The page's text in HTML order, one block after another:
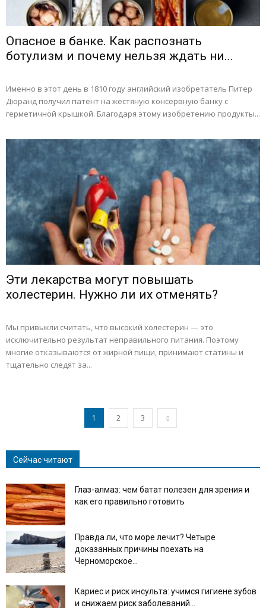
Опасное в банке. Как распознать
ботулизм и почему нельзя ждать ни...
Именно в этот день в 1810 году английский изобретатель Питер
Дюранд получил патент на жестяную консервную банку с
герметичной крышкой. Благодаря этому изобретению продукты...
Эти лекарства могут повышать
холестерин. Нужно ли их отменять?
Мы привыкли считать, что высокий холестерин — это
исключительно результат неправильного питания. Поэтому
многие отказываются от жирной пищи, принимают статины и
тщательно следят за...
1 2 3
Сейчас читают
Глаз-алмаз: чем батат полезен для зрения и
как его правильно готовить
Правда ли, что море лечит? Четыре
доказанных причины поехать на
Черноморское...
Кариес и риск инсульта: учимся гигиене зубов
и снижаем риск заболеваний...